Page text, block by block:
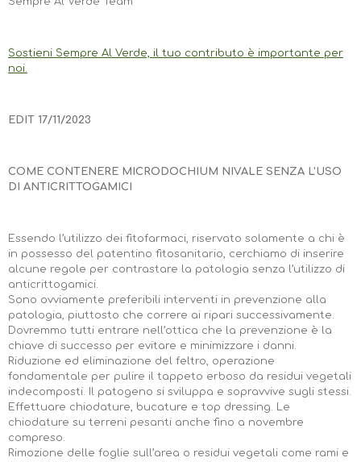
Sostieni Sempre Al Verde, il tuo contributo è importante per
noi.
EDIT 17/11/2023
COME CONTENERE MICRODOCHIUM NIVALE SENZA L'USO
DI ANTICRITTOGAMICI
Essendo l’utilizzo dei fitofarmaci, riservato solamente a chi è
in possesso del patentino fitosanitario, cerchiamo di inserire
alcune regole per contrastare la patologia senza l’utilizzo di
anticrittogamici.
Sono ovviamente preferibili interventi in prevenzione alla
patologia, piuttosto che correre ai ripari successivamente.
Dovremmo tutti entrare nell’ottica che la prevenzione è la
chiave di successo per evitare e minimizzare i danni.
Riduzione ed eliminazione del feltro, operazione
fondamentale per pulire il tappeto erboso da residui vegetali
indecomposti. Il patogeno si sviluppa e sopravvive sugli stessi.
Effettuare chiodature, bucature e top dressing. Le
chiodature su terreni pesanti anche fino a novembre
compreso.
Rimozione delle foglie sull’area o residui vegetali come rami e